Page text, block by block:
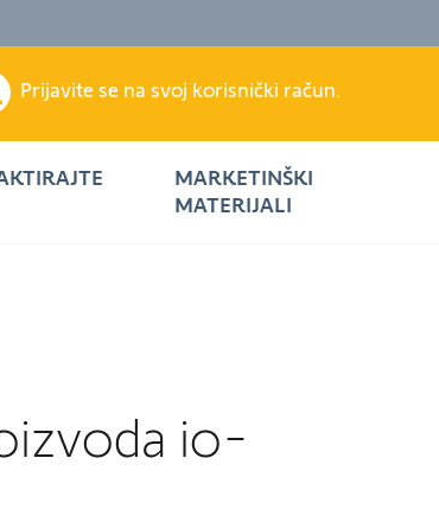
Prijavite se na svoj korisnički račun.
MARKETINŠKI
MATERIJALI
io-